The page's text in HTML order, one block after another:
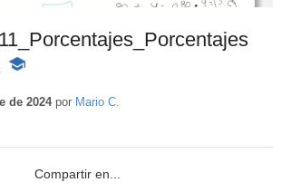
-
educativo
de 2024por Mario C.